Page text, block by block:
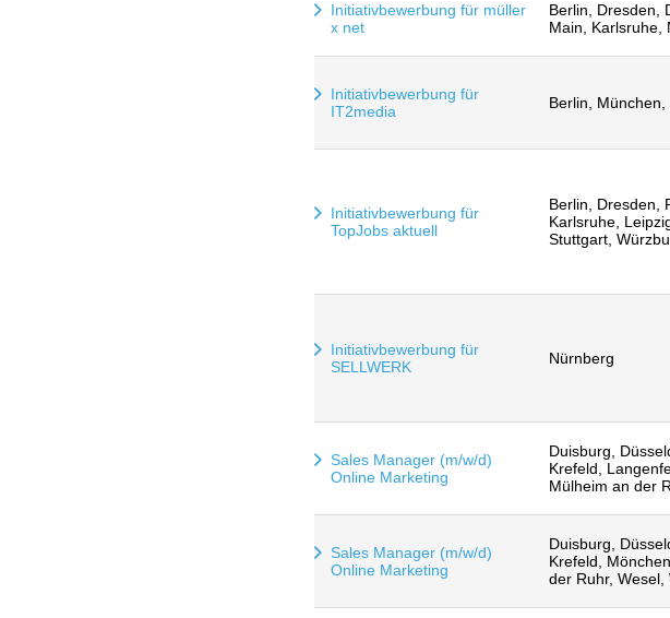
Initiativbewerbung für müller
x net
Berlin, Dresden,
Main, Karlsruhe,
Initiativbewerbung für
IT2media
Berlin, München,
Initiativbewerbung für
TopJobs aktuell
Berlin, Dresden,
Karlsruhe,
Stuttgart,
Initiativbewerbung für
SELLWERK
Nürnberg
Sales Manager (m/w/d)
Online Marketing
Duisburg,
Krefeld,
Mülheim an der
Sales Manager (m/w/d)
Online Marketing
Duisburg,
Krefeld,
der Ruhr, Wesel,